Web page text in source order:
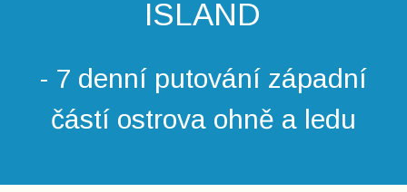
ISLAND
- 7 denní putování západní
částí ostrova ohně a ledu